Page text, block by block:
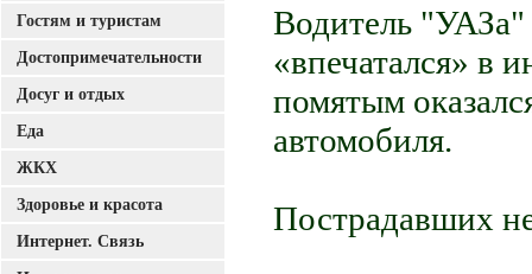
Водитель
«впечатался» в
помятым
автомобиля.
Пострадавших
Гостям и туристам
Достопримечательности
Досуг и отдых
Еда
ЖКХ
Здоровье и красота
Интернет. Связь